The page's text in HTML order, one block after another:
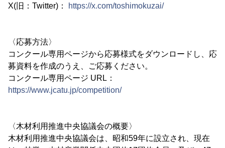
X(旧：Twitter)：
https://x.com/toshimokuzai/
〈応募方法〉
コンクール専用ページから応募様式をダウンロードし、応
募資料を作成のうえ、ご応募ください。
コンクール専用ページ URL：
https://www.jcatu.jp/competition/
〈木材利用推進中央協議会の概要〉
木材利用推進中央協議会は、昭和59年に設立され、現在